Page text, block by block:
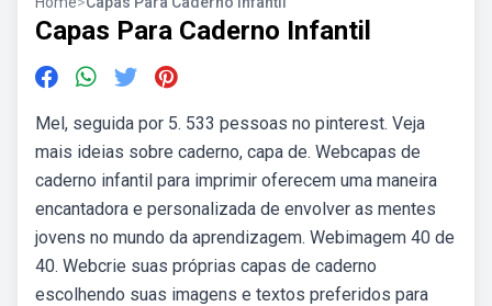
Capas Para Caderno Infantil
Mel, seguida por 5. 533 pessoas no pinterest. Veja
mais ideias sobre caderno, capa de. Webcapas de
caderno infantil para imprimir oferecem uma maneira
encantadora e personalizada de envolver as mentes
jovens no mundo da aprendizagem. Webimagem 40 de
40. Webcrie suas próprias capas de caderno
escolhendo suas imagens e textos preferidos para